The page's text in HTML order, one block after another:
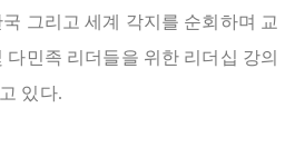
그리고 세계 각지를 순회하며 교
민족 리더들을 위한 리더십 강의
있다.